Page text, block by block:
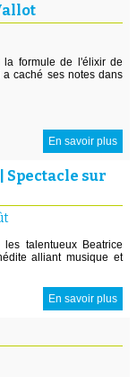
la formule de l'élixir de
caché ses notes dans
En savoir plus
Spectacle sur
les talentueux Beatrice
alliant musique et
En savoir plus